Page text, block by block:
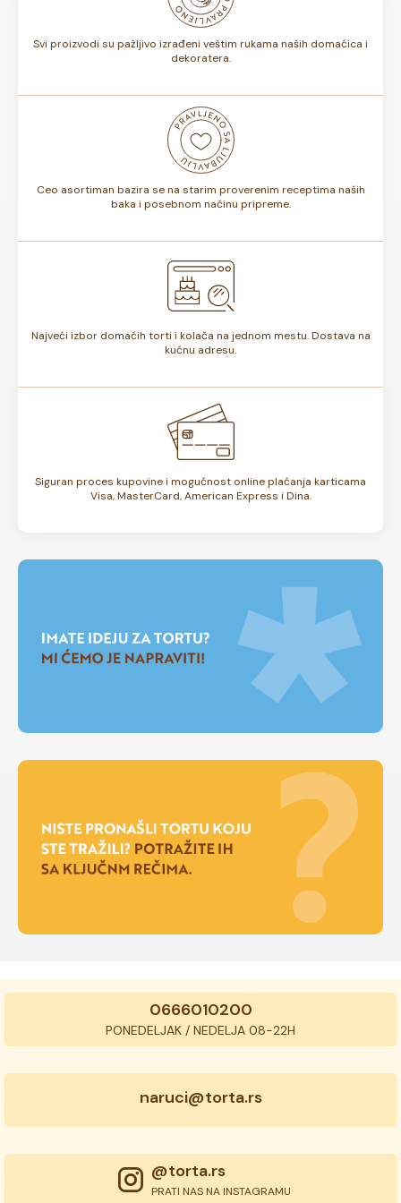
Svi proizvodi su pažljivo izrađeni veštim rukama naših domaćica i
dekoratera.
Ceo asortiman bazira se na starim proverenim receptima naših
baka i posebnom načinu pripreme.
Najveći izbor domaćih torti i kolača na jednom mestu. Dostava na
kućnu adresu.
Siguran proces kupovine i mogućnost online plaćanja karticama
Visa, MasterCard, American Express i Dina.
0666010200
PONEDELJAK / NEDELJA 08-22H
naruci@torta.rs
@torta.rs
PRATI NAS NA INSTAGRAMU